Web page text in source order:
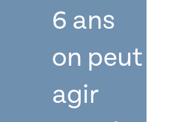
6 ans
on peut
agir